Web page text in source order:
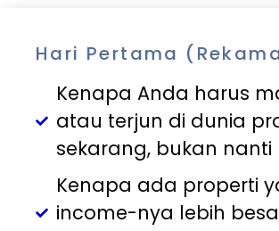
Hari Pertama
Kenapa Anda harus
atau terjun di dunia
sekarang, bukan nanti
Kenapa ada properti
income-nya lebih